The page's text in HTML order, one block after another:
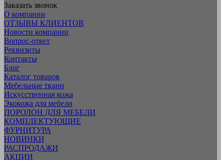
Заказать звонок
О компании
ОТЗЫВЫ КЛИЕНТОВ
Новости компании
Вопрос-ответ
Реквизиты
Контакты
Блог
Каталог товаров
Мебельные ткани
Искусcтвенная кожа
Экокожа для мебели
ПОРОЛОН ДЛЯ МЕБЕЛИ
КОМПЛЕКТУЮЩИЕ
ФУРНИТУРА
НОВИНКИ
РАСПРОДАЖИ
АКЦИИ